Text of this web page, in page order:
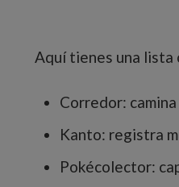
Aquí tienes una
Corredor:
Kanto: registra
Pokécolector: